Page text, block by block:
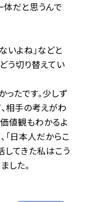
だと思うんで
よね」などと
う切り替えてい
たです。少しず
相手の考えがわ
価値観もわかるよ
「日本人だからこ
してきた私はこう
した。